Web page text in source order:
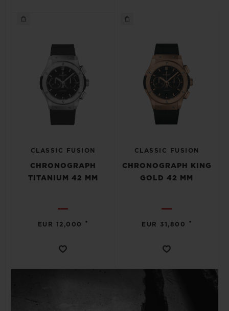
CLASSIC FUSION
CHRONOGRAPH
TITANIUM 42 MM
EUR 12,000 •
CLASSIC FUSION
CHRONOGRAPH KING
GOLD 42 MM
EUR 31,800 •